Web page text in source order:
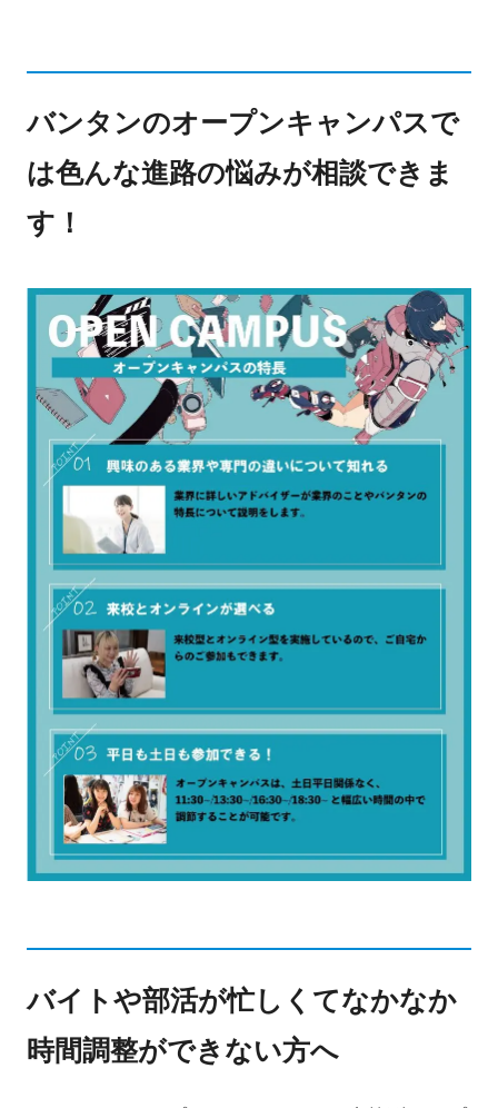
バンタンのオープンキャンパスで
は色んな進路の悩みが相談できま
す！
バイトや部活が忙しくてなかなか
時間調整ができない方へ